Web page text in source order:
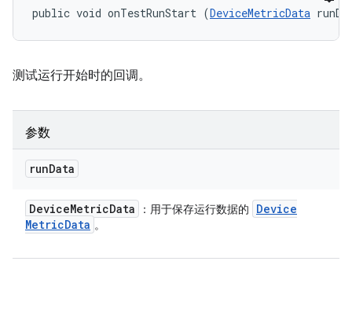
public void onTestRunStart (DeviceMetricData
测试运行开始时的回调。
参数
runData
DeviceMetricData ：用于保存运行数据的
Device
MetricData 。